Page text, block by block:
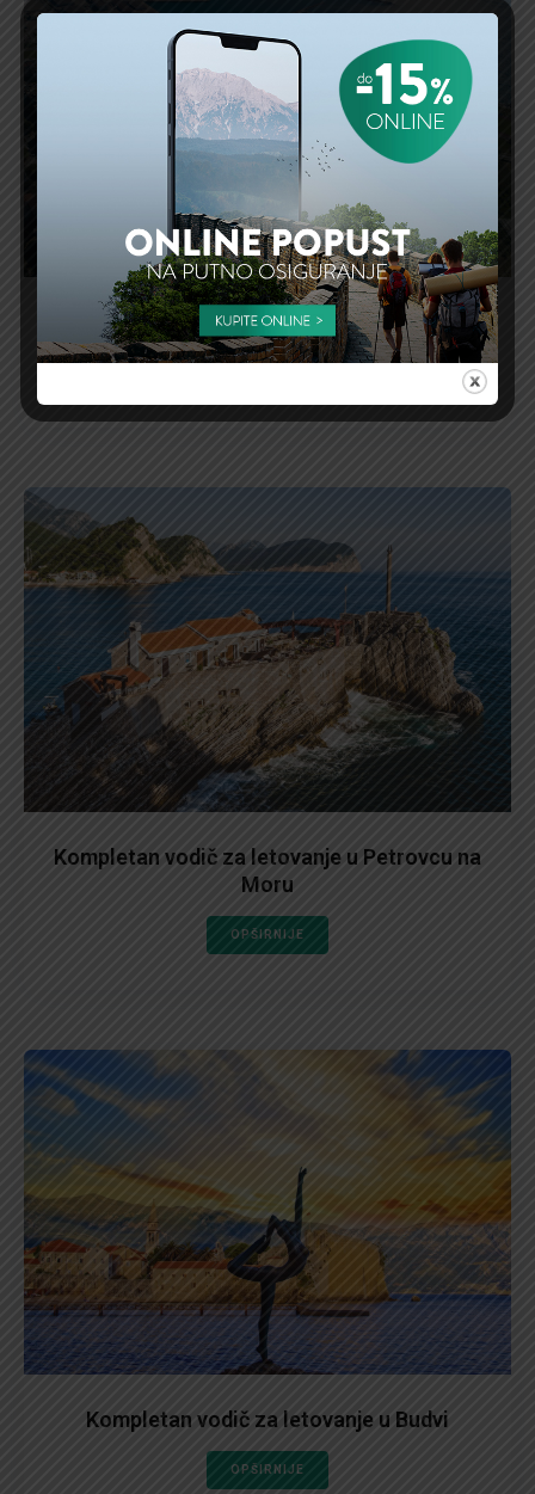
Kompletan vodič za letovanje u Baru
Kompletan vodič za letovanje u Petrovcu na
Moru
OPŠIRNIJE
Kompletan vodič za letovanje u Budvi
OPŠIRNIJE